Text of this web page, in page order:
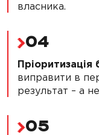
власника.
04
Пріоритизація
виправити в
результат – а
05